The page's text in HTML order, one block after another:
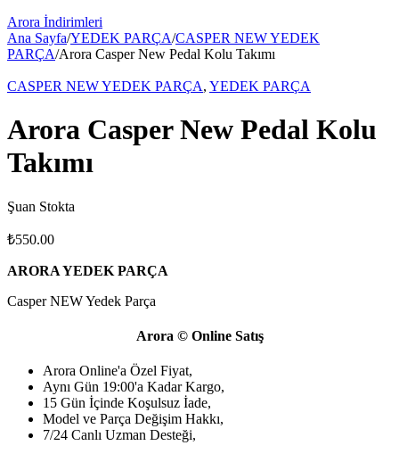
Arora İndirimleri
Ana Sayfa/YEDEK PARÇA/CASPER NEW YEDEK
PARÇA/Arora Casper New Pedal Kolu Takımı
CASPER NEW YEDEK PARÇA, YEDEK PARÇA
Arora Casper New Pedal Kolu
Takımı
Şuan Stokta
₺550.00
ARORA YEDEK PARÇA
Casper NEW Yedek Parça
Arora © Online Satış
Arora Online'a Özel Fiyat,
Aynı Gün 19:00'a Kadar Kargo,
15 Gün İçinde Koşulsuz İade,
Model ve Parça Değişim Hakkı,
7/24 Canlı Uzman Desteği,